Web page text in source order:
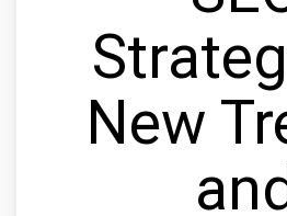
New
and